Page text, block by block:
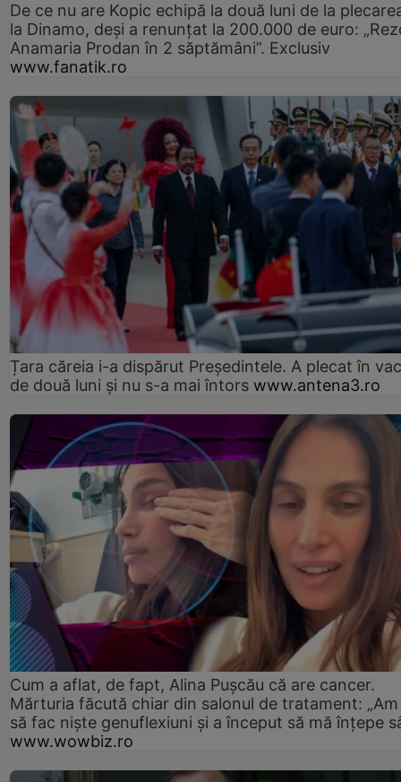
De ce nu are Kopic echipă la două luni de la
la Dinamo, deși a renunțat la 200.000 de euro:
Anamaria Prodan în 2 săptămâni”. Exclusiv
www.fanatik.ro
Țara căreia i-a dispărut Președintele. A plecat în
de două luni și nu s-a mai întors www.antena3.ro
Cum a aflat, de fapt, Alina Pușcău că are cancer.
Mărturia făcută chiar din salonul de tratament:
să fac niște genuflexiuni și a început să mă înțepe
www.wowbiz.ro